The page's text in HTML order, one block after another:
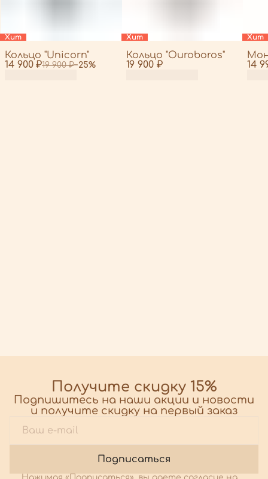
Хит
14 900 ₽19 900 ₽−25%
Кольцо "Unicorn"
Хит
19 900 ₽
Кольцо "Ouroboros"
Хит
14
Получите скидку 15%
Подпишитесь на наши акции и новости
и получите скидку на первый заказ
Подписаться